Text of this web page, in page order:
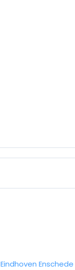
Eindhoven Enschede